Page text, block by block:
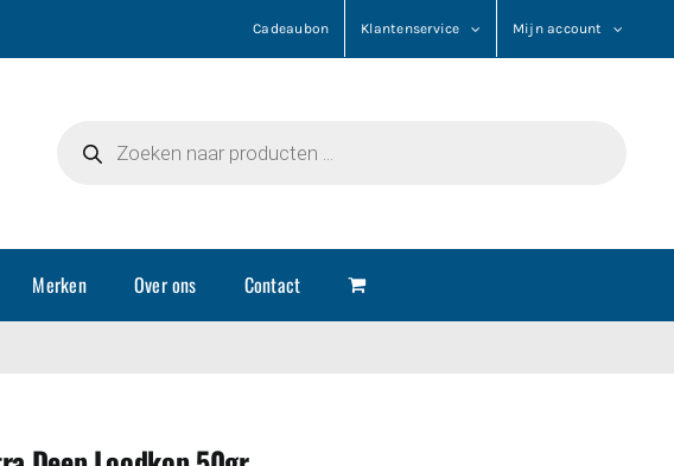
Cadeaubon Klantenservice Mijn account
zoeken
Merken Over ons Contact